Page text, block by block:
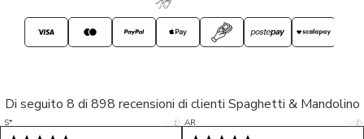
Di seguito 8 di 898 recensioni di clienti Spaghetti & Mandolino
S* 5/5
LP 5/5
AR 5/5
D* 5/5